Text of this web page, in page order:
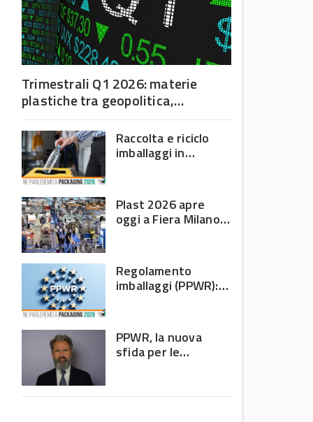
Trimestrali Q1 2026: materie
plastiche tra geopolitica,
domanda debole e corsa
all’efficienza Raccolta e riciclo
imballaggi in
e PPWR
Plast 2026 apre
oggi a Fiera Milano
plastiche
Regolamento
imballaggi (PPWR):
PPWR, la nuova
sfida per le
produce imballaggi